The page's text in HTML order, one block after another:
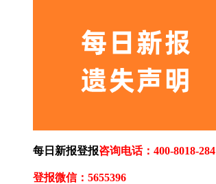
每日新报登报咨询电话：400-8018-284
登报微信：5655396